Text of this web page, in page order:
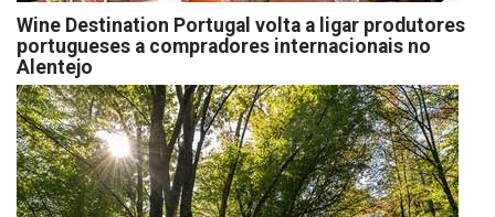
Wine Destination Portugal volta a ligar produtores
portugueses a compradores internacionais no
Alentejo